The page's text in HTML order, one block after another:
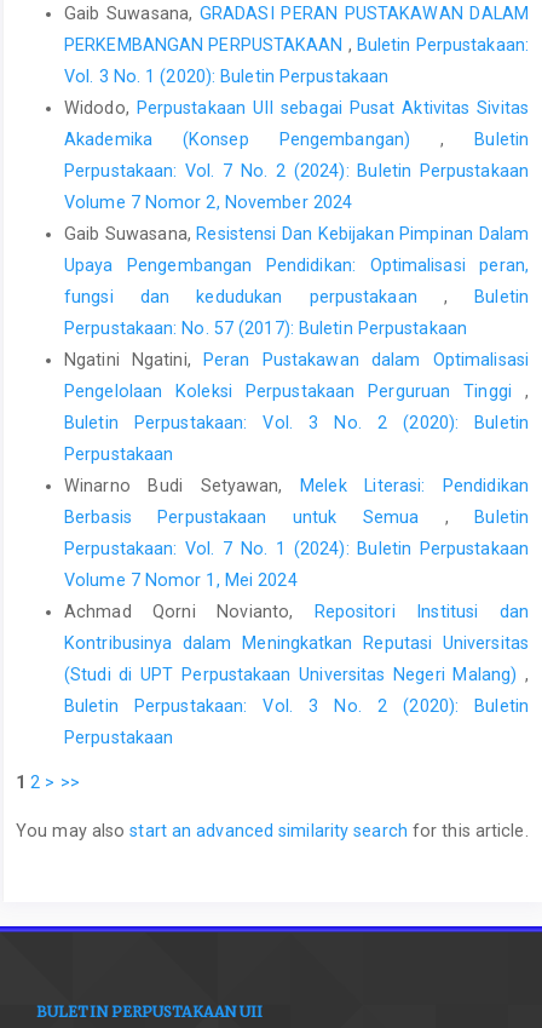
Gaib Suwasana, GRADASI PERAN PUSTAKAWAN DALAM
PERKEMBANGAN PERPUSTAKAAN , Buletin Perpustakaan:
Vol. 3 No. 1 (2020): Buletin Perpustakaan
Widodo, Perpustakaan UII sebagai Pusat Aktivitas Sivitas
Akademika (Konsep Pengembangan),Buletin
Perpustakaan: Vol. 7 No. 2 (2024): Buletin Perpustakaan
Volume 7 Nomor 2, November 2024
Gaib Suwasana,Resistensi Dan Kebijakan Pimpinan Dalam
Upaya Pengembangan Pendidikan: Optimalisasi peran,
fungsi dan kedudukan perpustakaan ,Buletin
Perpustakaan: No. 57 (2017): Buletin Perpustakaan
Ngatini Ngatini,Peran Pustakawan dalam Optimalisasi
Pengelolaan Koleksi Perpustakaan Perguruan Tinggi ,
Buletin Perpustakaan: Vol. 3 No. 2 (2020): Buletin
Perpustakaan
Winarno Budi Setyawan,Melek Literasi: Pendidikan
Berbasis Perpustakaan untuk Semua ,Buletin
Perpustakaan: Vol. 7 No. 1 (2024): Buletin Perpustakaan
Volume 7 Nomor 1, Mei 2024
Achmad Qorni Novianto, Repositori Institusi dan
Kontribusinya dalam Meningkatkan Reputasi Universitas
(Studi di UPT Perpustakaan Universitas Negeri Malang) ,
Buletin Perpustakaan: Vol. 3 No. 2 (2020): Buletin
Perpustakaan
1 2 > >>
You may alsostart an advanced similarity search for this article.
BULETIN PERPUSTAKAAN UII